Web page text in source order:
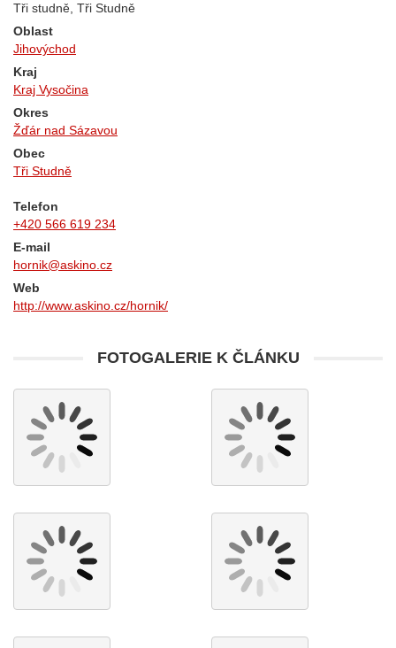
Tři studně, Tři Studně
Oblast
Jihovýchod
Kraj
Kraj Vysočina
Okres
Žďár nad Sázavou
Obec
Tři Studně
Telefon
+420 566 619 234
E-mail
hornik@askino.cz
Web
http://www.askino.cz/hornik/
FOTOGALERIE K ČLÁNKU